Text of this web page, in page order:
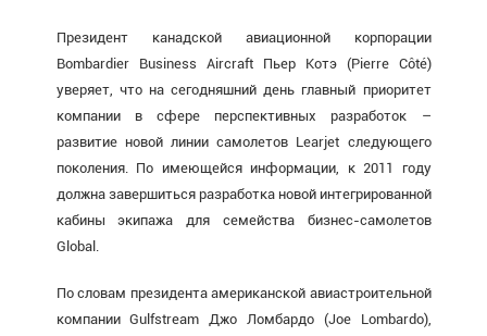
Президент канадской авиационной корпорации
Bombardier Business Aircraft Пьер Котэ (Pierre Côté)
уверяет, что на сегодняшний день главный приоритет
компании в сфере перспективных разработок –
развитие новой линии самолетов Learjet следующего
поколения. По имеющейся информации, к 2011 году
должна завершиться разработка новой интегрированной
кабины экипажа для семейства бизнес-самолетов
Global.
По словам президента американской авиастроительной
компании Gulfstream Джо Ломбардо (Joe Lombardo),